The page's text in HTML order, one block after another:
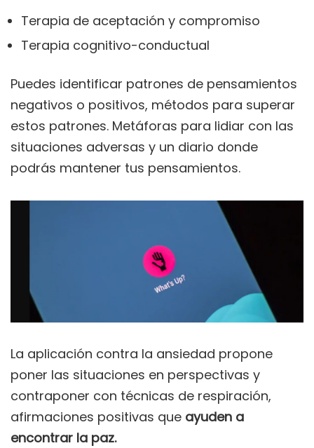
Terapia de aceptación y compromiso
Terapia cognitivo-conductual
Puedes identificar patrones de pensamientos
negativos o positivos, métodos para superar
estos patrones. Metáforas para lidiar con las
situaciones adversas y un diario donde
podrás mantener tus pensamientos.
La aplicación contra la ansiedad propone
poner las situaciones en perspectivas y
contraponer con técnicas de respiración,
afirmaciones positivas que ayuden a
encontrar la paz.